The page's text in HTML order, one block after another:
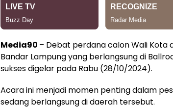
Media90 – Debat perdana calon Wali Kota
Bandar Lampung yang berlangsung di
sukses digelar pada Rabu (28/10/2024).
Acara ini menjadi momen penting dalam
sedang berlangsung di daerah tersebut.